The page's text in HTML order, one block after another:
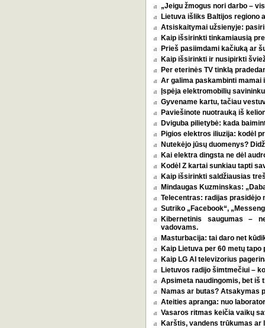
„Jeigu žmogus nori darbo –
Lietuva išliks Baltijos regiono
Atsiskaitymai užsienyje:
Kaip išsirinkti tinkamiausią
Prieš pasiimdami kačiuką ar
Kaip išsirinkti ir nusipirkti
Per eterinės TV tinklą
Ar galima paskambinti mamai
Įspėja elektromobilių
Gyvename kartu, tačiau
Paviešinote nuotrauką iš
Dviguba pilietybė: kada
Pigios elektros iliuzija: kodėl
Nutekėjo jūsų duomenys?
Kai elektra dingsta ne dėl
Kodėl Z kartai sunkiau tapti
Kaip išsirinkti saldžiausias
Mindaugas Kuzminskas:
Telecentras: radijas prasidėjo
Sutriko „Facebook“,
Kibernetinis saugumas –
vadovams.
Masturbacija: tai daro net
Kaip Lietuva per 60 metų
Kaip LG AI televizorius
Lietuvos radijo šimtmečiui –
Apsimeta naudingomis, bet iš
Namas ar butas? Atsakymas
Ateities apranga: nuo
Vasaros ritmas keičia vaikų
Karštis, vandens trūkumas ar